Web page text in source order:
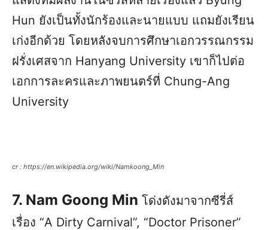
Hun ยังเป็นทั้งนักร้องและนายแบบ แถมยังเรียน
เก่งอีกด้วย โดยหลังจบการศึกษาเอกวรรณกรรม
ฝรั่งเศสจาก Hanyang University เขาก็ไปต่อ
เอกการละครและภาพยนตร์ที่ Chung-Ang
University
cr : https://en.wikipedia.org/wiki/Namkoong_Min
7. Nam Goong Min โด่งดังมาจากซีรี่ส์
เรื่อง “A Dirty Carnival”, “Doctor Prisoner”